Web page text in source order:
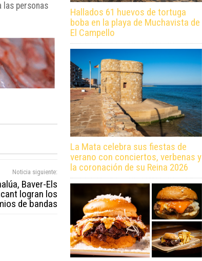
las personas
Noticia siguiente:
Baver-Els
logran los
de bandas
Hallados 61 huevos de tortuga
boba en la playa de Muchavista de
El Campello
La Mata celebra sus fiestas de
verano con conciertos, verbenas y
la coronación de su Reina 2026